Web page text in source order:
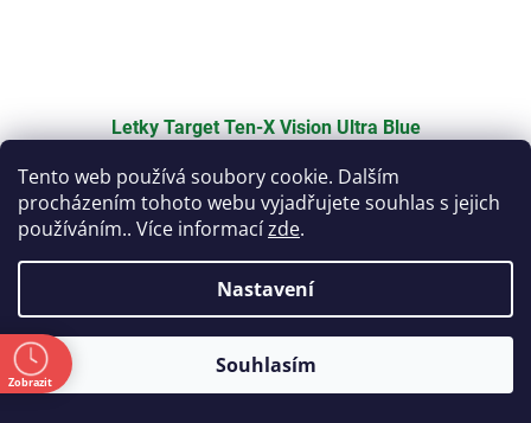
Tento web používá soubory cookie. Dalším
procházením tohoto webu vyjadřujete souhlas s jejich
používáním.. Více informacízde.
Nastavení
Souhlasím
Letky Target Ten-X Vision Ultra Blue
Skladem
Zobrazit